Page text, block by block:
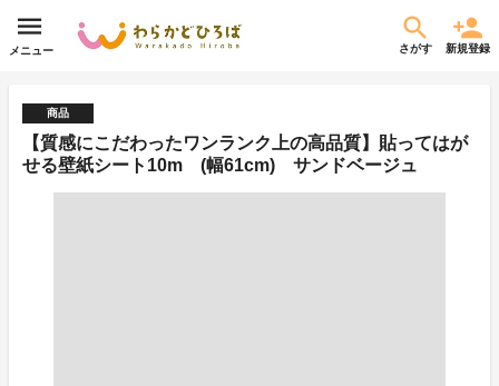
メニュー さがす 新規登録
商品
【質感にこだわったワンランク上の高品質】貼ってはが
せる壁紙シート10m (幅61cm) サンドベージュ